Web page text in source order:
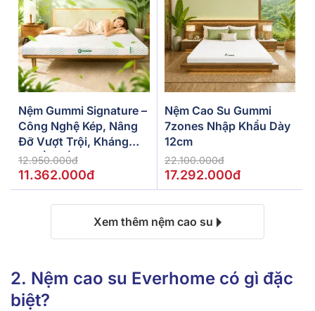
Nệm Gummi Signature –
Công Nghệ Kép, Nâng
Đỡ Vượt Trội, Kháng
Khuẩn Tối Đa
12.950.000đ
11.362.000đ
Nệm Cao Su Gummi
7zones Nhập Khẩu Dày
12cm
22.100.000đ
17.292.000đ
Xem thêm nệm cao su
2. Nệm cao su Everhome c͏ó gì đặc
b͏i͏ệt?